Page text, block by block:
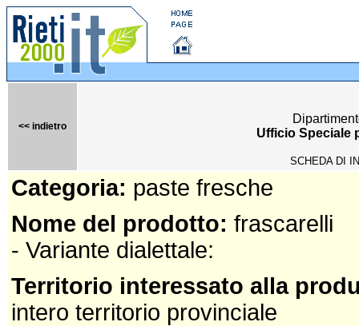
<< indietro
Ufficio Speciale
SCHEDA DI
Categoria: paste fresche
Nome del prodotto: frascarelli
- Variante dialettale:
Territorio interessato alla
intero territorio provinciale